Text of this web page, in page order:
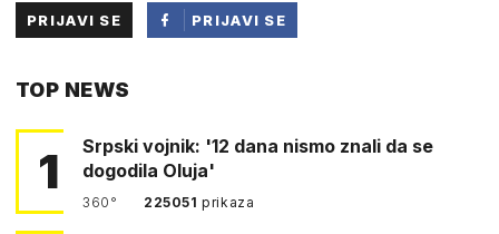
PRIJAVI SE
PRIJAVI SE
TOP NEWS
1
Srpski vojnik: '12 dana nismo znali da se
dogodila Oluja'
360° 225051prikaza